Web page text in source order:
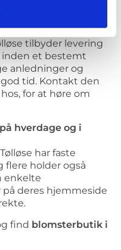
bestille blomster?
tilbyder levering
inden et bestemt
anledninger og
tid. Kontakt den
for at høre om
hverdage og i
har faste
flere holder også
enkelte
deres hjemmeside
find blomsterbutik i